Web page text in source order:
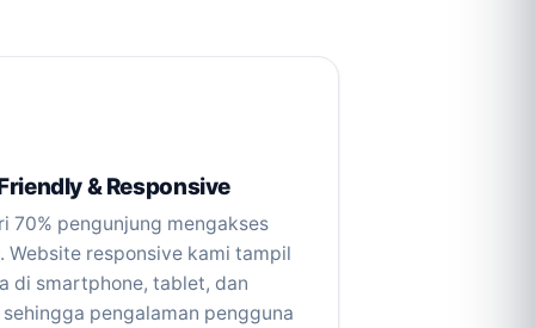
& Responsive
70% pengunjung mengakses
Website responsive kami tampil
di smartphone, tablet, dan
pengalaman pengguna